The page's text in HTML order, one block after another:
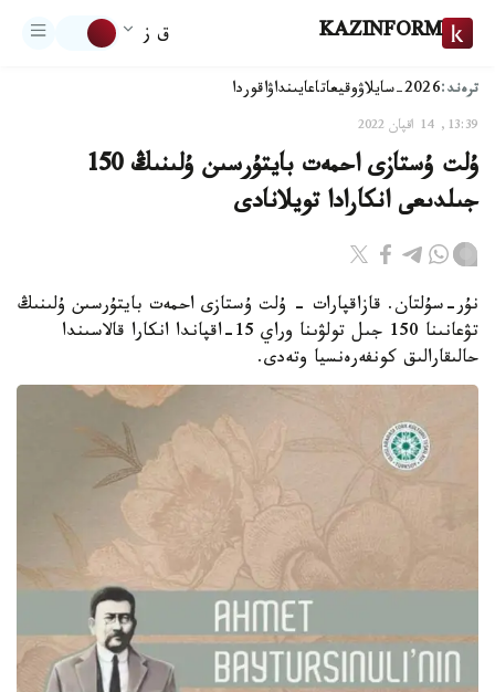
KAZINFORM ق ز
ترەند:2026-سايلاۋ وقيعاتاعايىنداۋاقوردا
13:39, 14 اقپان 2022
ۇلت ۇستازى احمەت بايتۇرسىن ۇلىنىڭ 150
جىلدىعى انكارادا تويلانادى
نۇر-سۇلتان. قازاقپارات - ۇلت ۇستازى احمەت بايتۇرسىن ۇلىنىڭ
تۋعانىنا 150 جىل تولۋىنا وراي 15-اقپاندا انكارا قالاسىندا
حالىقارالىق كونفەرەنسيا وتەدى.